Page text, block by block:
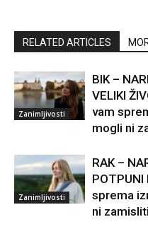
RELATED ARTICLES
Zanimljivosti
BIK –
VELIKI
vam
mogli ni
Zanimljivosti
RAK –
POTPUNI
sprema
ni